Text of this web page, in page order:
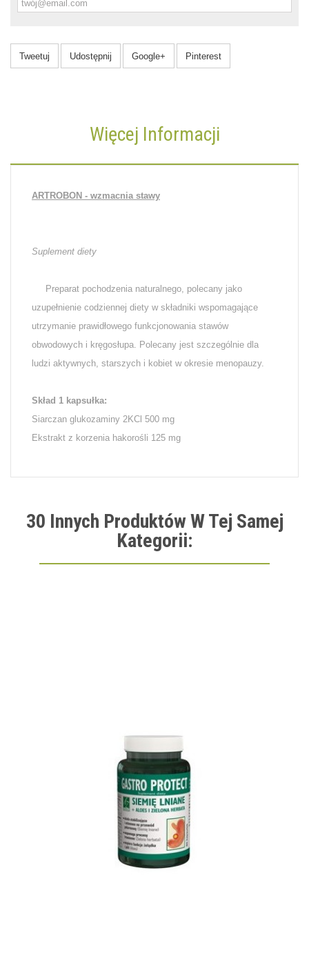
Tweetuj Udostępnij Google+ Pinterest
Więcej Informacji
ARTROBON - wzmacnia stawy
Suplement diety
Preparat pochodzenia naturalnego, polecany jako
uzupełnienie codziennej diety w składniki wspomagające
utrzymanie prawidłowego funkcjonowania stawów
obwodowych i kręgosłupa. Polecany jest szczególnie dla
ludzi aktywnych, starszych i kobiet w okresie menopauzy.
Skład 1 kapsułka:
Siarczan glukozaminy 2KCl 500 mg
Ekstrakt z korzenia hakorośli 125 mg
30 Innych Produktów W Tej Samej
Kategorii: